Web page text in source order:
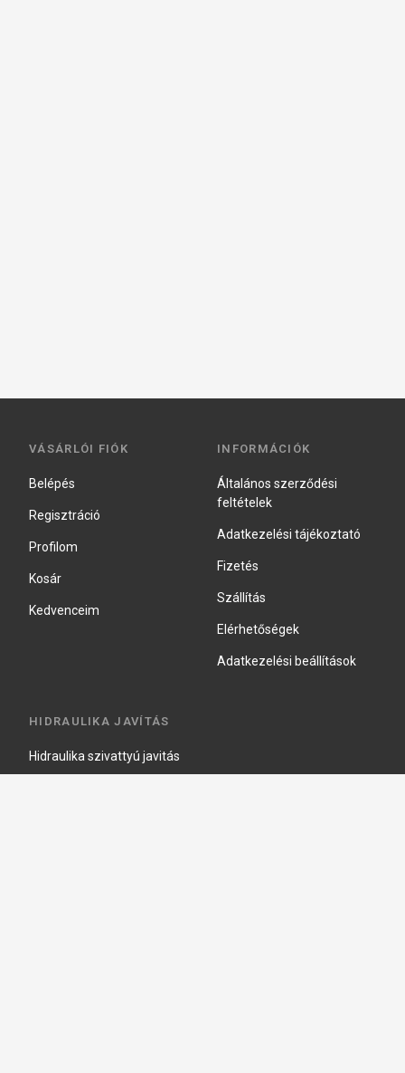
VÁSÁRLÓI FIÓK
Belépés
Regisztráció
Profilom
Kosár
Kedvenceim
INFORMÁCIÓK
Általános szerződési
feltételek
Adatkezelési tájékoztató
Fizetés
Szállítás
Elérhetőségek
Adatkezelési beállítások
HIDRAULIKA JAVÍTÁS
Hidraulika szivattyú javitás